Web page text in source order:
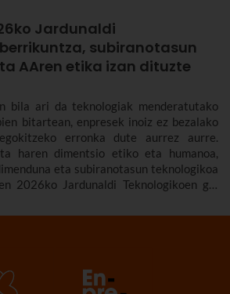
Jardunaldi
subiranotasun
AAren etika izan dituzte
bila ari da teknologiak menderatutako
bitartean, enpresek inoiz ez bezalako
erronka dute aurrez aurre.
haren dimentsio etiko eta humanoa,
eta subiranotasun teknologikoa
2026ko Jardunaldi Teknologikoen gai